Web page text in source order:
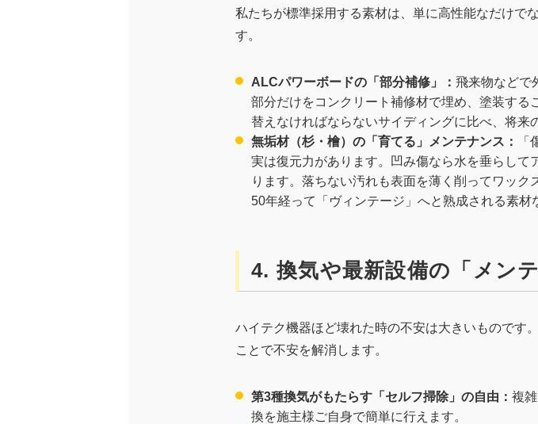
私たちが標準採用する素材は、単に高性能なだけで
す。
ALCパワーボードの「部分補修」： 飛来物などで
部分だけをコンクリート補修材で埋め、塗装する
替えなければならないサイディングに比べ、将来
無垢材（杉・檜）の「育てる」メンテナンス：
実は復元力があります。凹み傷なら水を垂らし
ります。落ちない汚れも表面を薄く削ってワッ
50年経って「ヴィンテージ」へと熟成される素材
4. 換気や最新設備の「メン
ハイテク機器ほど壊れた時の不安は大きいものです
ことで不安を解消します。
第3種換気がもたらす「セルフ掃除」の自由： 複
換を施主様ご自身で簡単に行えます。